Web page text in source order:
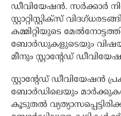
ഡീവിയേഷൻ. സർക്കാർ
സ്റ്റാറ്റിസ്റ്റിക്സ്
കമ്മിറ്റിയുടെ
ബോർഡുകളുടെയും വിഷയം
മീനും സ്റ്റാന്റേഡ്
സ്റ്റാന്റേഡ് ഡീവിയേഷൻ
ബോർഡിലെയും
കൂടുതൽ